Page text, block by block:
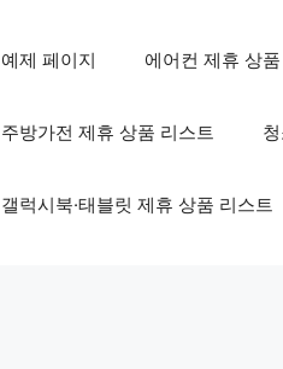
예제 페이지 에어컨 제휴 상
주방가전 제휴 상품 리스트
갤럭시북·태블릿 제휴 상품 리스트